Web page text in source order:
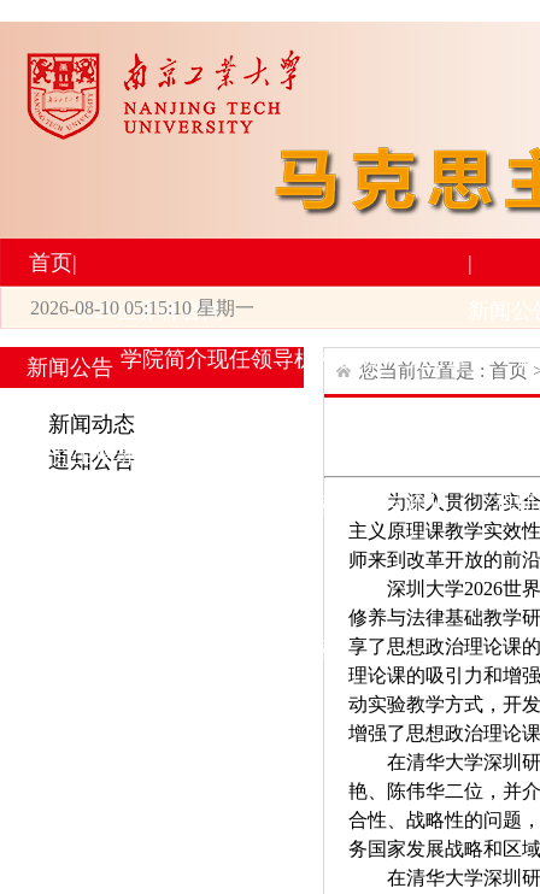
首页|
2026世界杯官网
学院简介现任领导机构设置师资力量
|
研究生培养
学生活动 招生与就业
科
工会活动
2026-08-10 05:15:10 星期一
新闻公告
新闻动态
通知公告
您当前位置是 : 首页
为深入贯彻落实
主义原理课教学实效
师来到改革开放的前
深圳大学2026世
修养与法律基础教学
享了思想政治理论课
理论课的吸引力和增
动实验教学方式，开
增强了思想政治理论
在清华大学深圳
艳、陈伟华二位，并
合性、战略性的问题
务国家发展战略和区
在清华大学深圳